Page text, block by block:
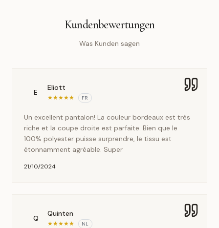
Kundenbewertungen
Was Kunden sagen
E
Eliott
★★★★★ FR
Un excellent pantalon! La couleur bordeaux est très
riche et la coupe droite est parfaite. Bien que le
100% polyester puisse surprendre, le tissu est
étonnamment agréable. Super
21/10/2024
Q
Quinten
★★★★★ NL